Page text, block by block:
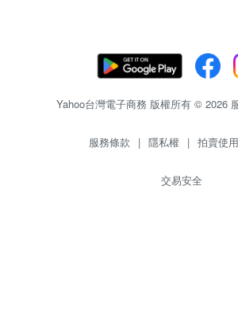
Yahoo台灣電子商務 版權所有 © 2026
服務條款 | 隱私權 | 拍賣使
交易安全